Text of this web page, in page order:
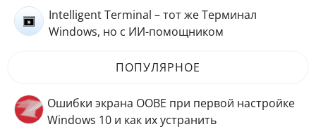
Intelligent Terminal – тот же Терминал
Windows, но с ИИ-помощником
ПОПУЛЯРНОЕ
Ошибки экрана OOBE при первой настройке
Windows 10 и как их устранить